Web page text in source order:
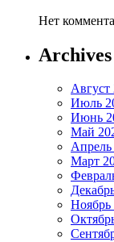
Нет
Archives
Август
Июль
Июнь
Май
Апрель
Март
Ноябрь